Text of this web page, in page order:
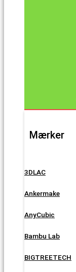
Mærker
3DLAC
Ankermake
AnyCubic
Bambu Lab
BIGTREETECH